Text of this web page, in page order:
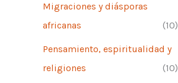
Migraciones y diásporas
africanas
(10)
Pensamiento, espiritualidad y
religiones
(10)